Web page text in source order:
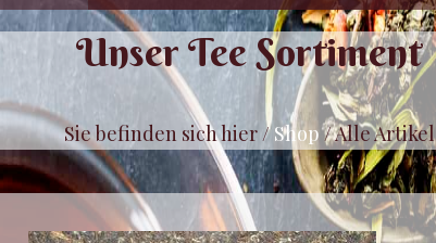
Unser Tee Sortiment
Sie befinden sich hier /Shop/Alle Artikel